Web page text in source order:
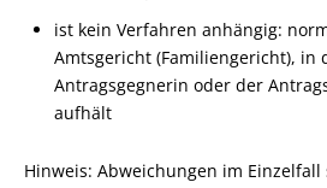
ist kein Verfahren anhängig:
Amtsgericht (Familiengericht), in
Antragsgegnerin oder der
aufhält
Hinweis: Abweichungen im Einzelfall